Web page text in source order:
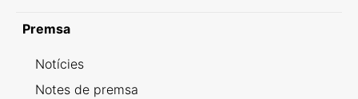
Premsa
Notícies
Notes de premsa